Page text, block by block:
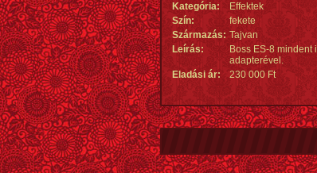
Kategória:
Effektek
Szín:
fekete
Származás: Tajvan
Leírás:
Boss ES-8 mindent
adapterével.
Eladási ár:
230 000 Ft